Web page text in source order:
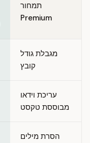
תמחור
Premium
מגבלת גודל
קובץ
עריכת וידאו
מבוססת טקסט
הסרת מילים